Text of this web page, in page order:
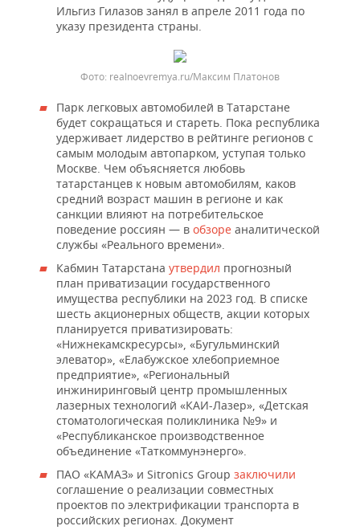
Ильгиз Гилазов занял в апреле 2011 года по
указу президента страны.
Фото: realnoevremya.ru/Максим Платонов
Парк легковых автомобилей в Татарстане
будет сокращаться и стареть. Пока республика
удерживает лидерство в рейтинге регионов с
самым молодым автопарком, уступая только
Москве. Чем объясняется любовь
татарстанцев к новым автомобилям, каков
средний возраст машин в регионе и как
санкции влияют на потребительское
поведение россиян — в обзоре аналитической
службы «Реального времени».
Кабмин Татарстана утвердил прогнозный
план приватизации государственного
имущества республики на 2023 год. В списке
шесть акционерных обществ, акции которых
планируется приватизировать:
«Нижнекамскресурсы», «Бугульминский
элеватор», «Елабужское хлебоприемное
предприятие», «Региональный
инжиниринговый центр промышленных
лазерных технологий «КАИ-Лазер», «Детская
стоматологическая поликлиника №9» и
«Республиканское производственное
объединение «Таткоммунэнерго».
ПАО «КАМАЗ» и Sitronics Group заключили
соглашение о реализации совместных
проектов по электрификации транспорта в
российских регионах. Документ